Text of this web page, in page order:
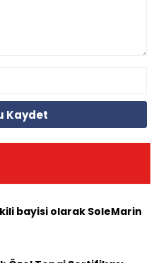
Kaydet
bayisi olarak SoleMarin